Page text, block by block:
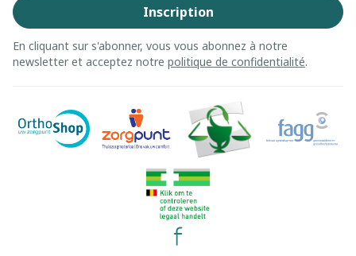
Inscription
En cliquant sur s'abonner, vous vous abonnez à notre
newsletter et acceptez notre politique de confidentialité.